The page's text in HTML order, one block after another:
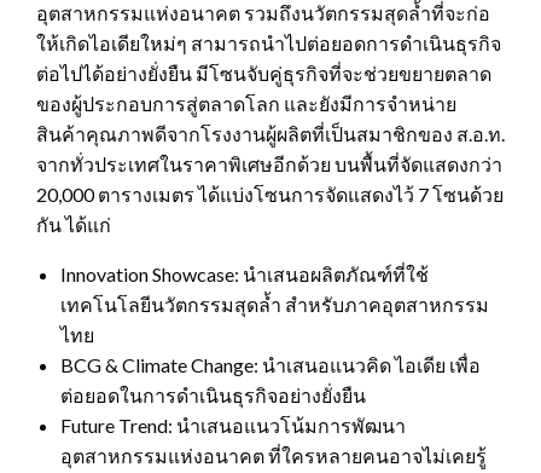
อุตสาหกรรมแห่งอนาคต รวมถึงนวัตกรรมสุดล้ำที่จะก่อ
ให้เกิดไอเดียใหม่ๆ สามารถนำไปต่อยอดการดำเนินธุรกิจ
ต่อไปได้อย่างยั่งยืน มีโซนจับคู่ธุรกิจที่จะช่วยขยายตลาด
ของผู้ประกอบการสู่ตลาดโลก และยังมีการจำหน่าย
สินค้าคุณภาพดีจากโรงงานผู้ผลิตที่เป็นสมาชิกของ ส.อ.ท.
จากทั่วประเทศในราคาพิเศษอีกด้วย บนพื้นที่จัดแสดงกว่า
20,000 ตารางเมตร ได้แบ่งโซนการจัดแสดงไว้ 7 โซนด้วย
กัน ได้แก่
Innovation Showcase: นำเสนอผลิตภัณฑ์ที่ใช้
เทคโนโลยีนวัตกรรมสุดล้ำ สำหรับภาคอุตสาหกรรม
ไทย
BCG & Climate Change: นำเสนอแนวคิด ไอเดีย เพื่อ
ต่อยอดในการดำเนินธุรกิจอย่างยั่งยืน
Future Trend: นำเสนอแนวโน้มการพัฒนา
อุตสาหกรรมแห่งอนาคต ที่ใครหลายคนอาจไม่เคยรู้